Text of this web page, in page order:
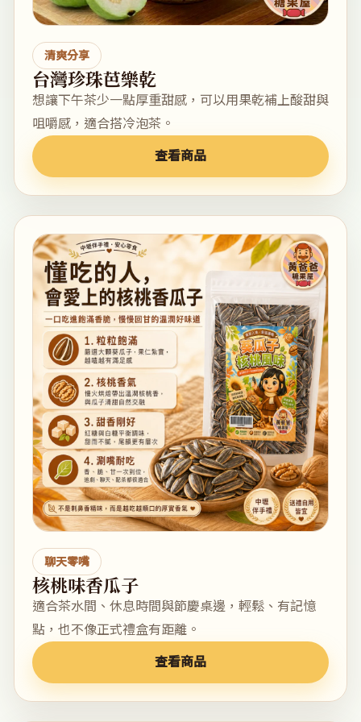
清爽分享
台灣珍珠芭樂乾
想讓下午茶少一點厚重甜感，可以用果乾補上酸甜與
咀嚼感，適合搭冷泡茶。
查看商品
聊天零嘴
核桃味香瓜子
適合茶水間、休息時間與節慶桌邊，輕鬆、有記憶
點，也不像正式禮盒有距離。
查看商品